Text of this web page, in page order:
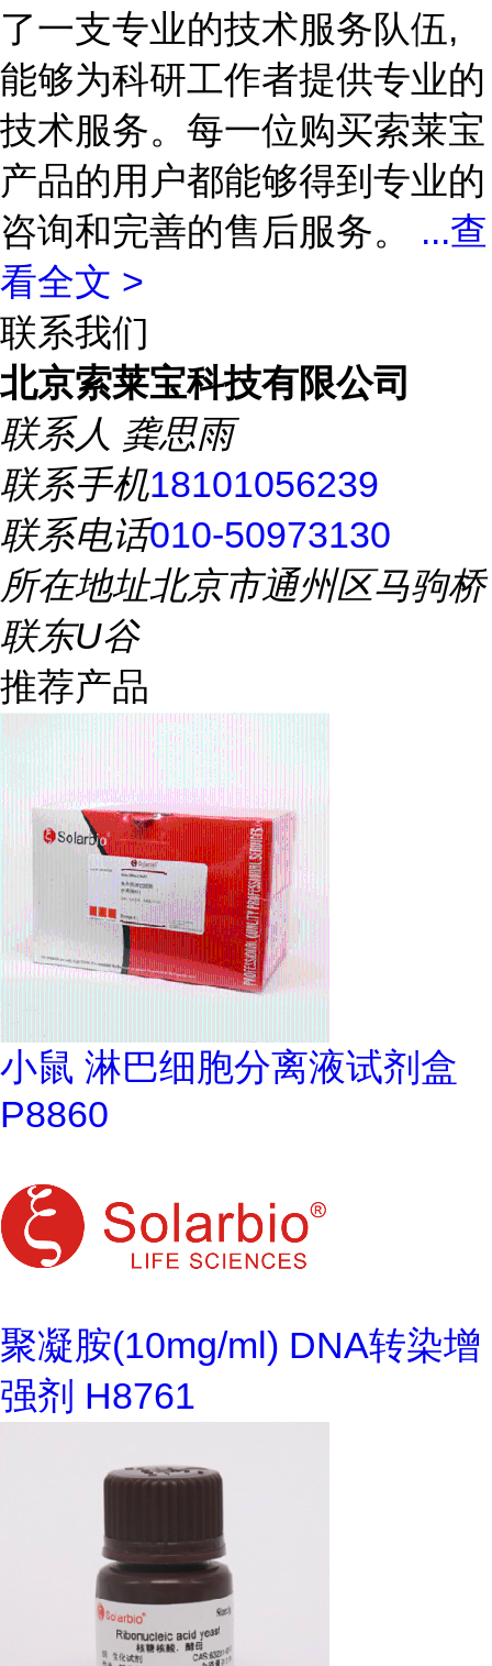
了一支专业的技术服务队伍,
能够为科研工作者提供专业的
技术服务。每一位购买索莱宝
产品的用户都能够得到专业的
咨询和完善的售后服务。 ...查
看全文 >
联系我们
北京索莱宝科技有限公司
联系人 龚思雨
联系手机18101056239
联系电话010-50973130
所在地址北京市通州区马驹桥
联东U谷
推荐产品
小鼠 淋巴细胞分离液试剂盒
P8860
聚凝胺(10mg/ml) DNA转染增
强剂 H8761